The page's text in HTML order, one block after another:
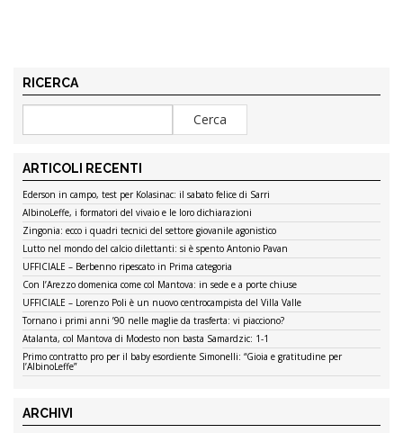
RICERCA
ARTICOLI RECENTI
Ederson in campo, test per Kolasinac: il sabato felice di Sarri
AlbinoLeffe, i formatori del vivaio e le loro dichiarazioni
Zingonia: ecco i quadri tecnici del settore giovanile agonistico
Lutto nel mondo del calcio dilettanti: si è spento Antonio Pavan
UFFICIALE – Berbenno ripescato in Prima categoria
Con l’Arezzo domenica come col Mantova: in sede e a porte chiuse
UFFICIALE – Lorenzo Poli è un nuovo centrocampista del Villa Valle
Tornano i primi anni ’90 nelle maglie da trasferta: vi piacciono?
Atalanta, col Mantova di Modesto non basta Samardzic: 1-1
Primo contratto pro per il baby esordiente Simonelli: “Gioia e gratitudine per
l’AlbinoLeffe”
ARCHIVI